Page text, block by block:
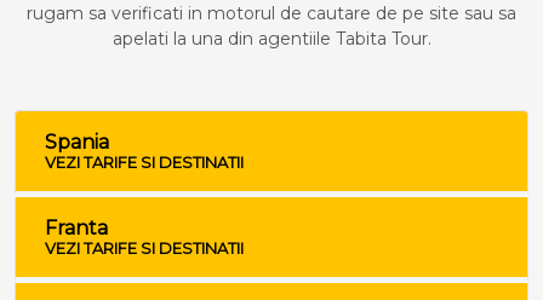
rugam sa verificati in motorul de cautare de pe site sau sa
apelati la una din agentiile Tabita Tour.
Spania
VEZI TARIFE SI DESTINATII
Franta
VEZI TARIFE SI DESTINATII